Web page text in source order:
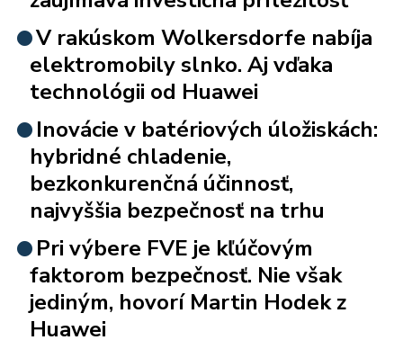
V rakúskom Wolkersdorfe nabíja
elektromobily slnko. Aj vďaka
technológii od Huawei
Inovácie v batériových úložiskách:
hybridné chladenie,
bezkonkurenčná účinnosť,
najvyššia bezpečnosť na trhu
Pri výbere FVE je kľúčovým
faktorom bezpečnosť. Nie však
jediným, hovorí Martin Hodek z
Huawei